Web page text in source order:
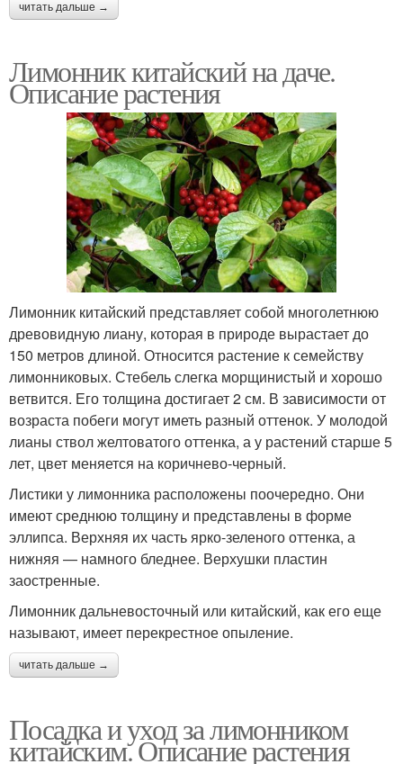
читать дальше →
Лимонник китайский на даче.
Описание растения
Лимонник китайский представляет собой многолетнюю
древовидную лиану, которая в природе вырастает до
150 метров длиной. Относится растение к семейству
лимонниковых. Стебель слегка морщинистый и хорошо
ветвится. Его толщина достигает 2 см. В зависимости от
возраста побеги могут иметь разный оттенок. У молодой
лианы ствол желтоватого оттенка, а у растений старше 5
лет, цвет меняется на коричнево-черный.
Листики у лимонника расположены поочередно. Они
имеют среднюю толщину и представлены в форме
эллипса. Верхняя их часть ярко-зеленого оттенка, а
нижняя — намного бледнее. Верхушки пластин
заостренные.
Лимонник дальневосточный или китайский, как его еще
называют, имеет перекрестное опыление.
читать дальше →
Посадка и уход за лимонником
китайским. Описание растения